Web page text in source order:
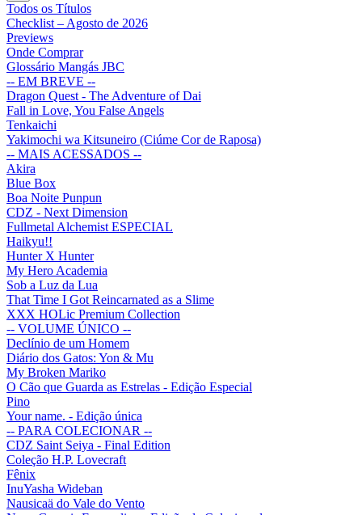
Todos os Títulos
Checklist – Agosto de 2026
Previews
Onde Comprar
Glossário Mangás JBC
-- EM BREVE --
Dragon Quest - The Adventure of Dai
Fall in Love, You False Angels
Tenkaichi
Yakimochi wa Kitsuneiro (Ciúme Cor de Raposa)
-- MAIS ACESSADOS --
Akira
Blue Box
Boa Noite Punpun
CDZ - Next Dimension
Fullmetal Alchemist ESPECIAL
Haikyu!!
Hunter X Hunter
My Hero Academia
Sob a Luz da Lua
That Time I Got Reincarnated as a Slime
XXX HOLic Premium Collection
-- VOLUME ÚNICO --
Declínio de um Homem
Diário dos Gatos: Yon & Mu
My Broken Mariko
O Cão que Guarda as Estrelas - Edição Especial
Pino
Your name. - Edição única
-- PARA COLECIONAR --
CDZ Saint Seiya - Final Edition
Coleção H.P. Lovecraft
Fênix
InuYasha Wideban
Nausicaä do Vale do Vento